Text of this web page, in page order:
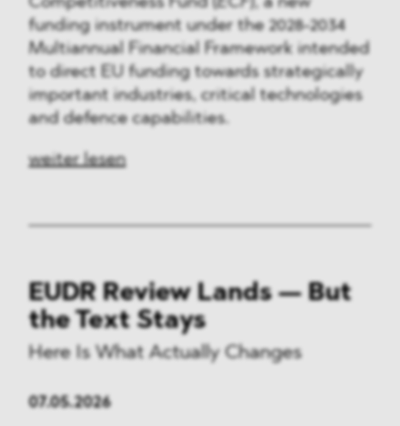
funding instrument under the 2028-2034
Multiannual Financial Framework intended
to direct EU funding towards strategically
important industries, critical technologies
and defence capabilities.
weiter lesen
EUDR Review Lands — But
the Text Stays
Here Is What Actually Changes
07.05.2026